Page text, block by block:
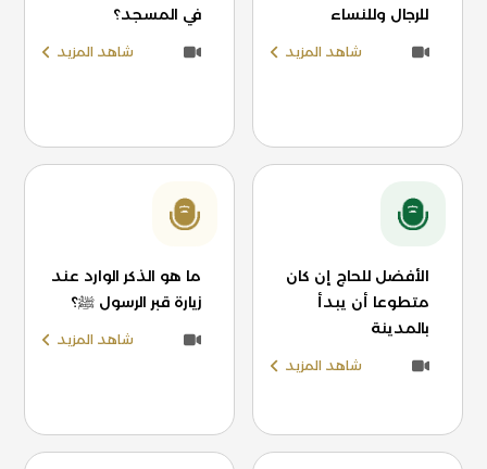
للرجال وللنساء
شاهد المزيد
في المسجد؟
شاهد المزيد
الأفضل للحاج إن كان
متطوعا أن يبدأ
بالمدينة
شاهد المزيد
ما هو الذكر الوارد عند
زيارة قبر الرسول ﷺ؟
شاهد المزيد